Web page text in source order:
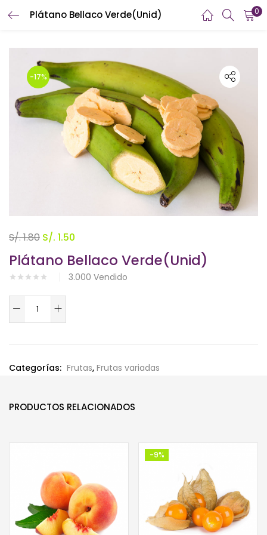
Plátano Bellaco Verde(Unid) 0
INICIAR SESIÓN REGISTRARSE
Introduzca su nombre de usuario y contraseña para iniciar
sesión.
Recuérdame
¿Contraseña perdida?
-17%
Plátano Bellaco Verde(Unid)
3.000 Vendido
S/.1.80 El
precio
original
era:
S/. 1.80.
S/. 1.50
precio
actual
es:
cantidad
Categorías: Frutas, Frutas variadas
PRODUCTOS RELACIONADOS
-9%